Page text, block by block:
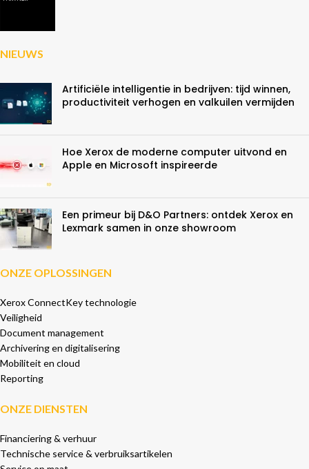
NIEUWS
Artificiële intelligentie in bedrijven: tijd winnen,
productiviteit verhogen en valkuilen vermijden
Hoe Xerox de moderne computer uitvond en
Apple en Microsoft inspireerde
Een primeur bij D&O Partners: ontdek Xerox en
Lexmark samen in onze showroom
ONZE OPLOSSINGEN
Xerox ConnectKey technologie
Veiligheid
Document management
Archivering en digitalisering
Mobiliteit en cloud
Reporting
ONZE DIENSTEN
Financiering & verhuur
Technische service & verbruiksartikelen